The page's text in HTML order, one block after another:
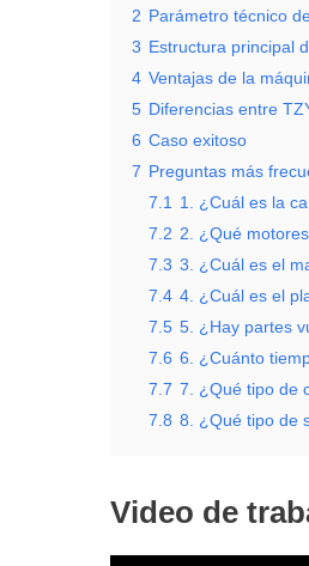
2 Parámetro técnico
3 Estructura principal
4 Ventajas de la
5 Diferencias entre
6 Caso exitoso
7 Preguntas más
7.1
1. ¿Cuál es la
7.2 2. ¿Qué
7.3 3. ¿Cuál es el
7.4 4. ¿Cuál es el
7.5 5. ¿Hay partes
7.6 6. ¿Cuánto
7.7 7. ¿Qué tipo de
7.8 8. ¿Qué tipo de
Video de